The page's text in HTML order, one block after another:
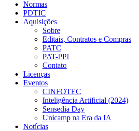
Normas
PDTIC
Aquisições
Sobre
Editais, Contratos e Compras
PATC
PAT-PPI
Contato
Licenças
Eventos
CINFOTEC
Inteligência Artificial (2024)
Sensedia Day
Unicamp na Era da IA
Notícias